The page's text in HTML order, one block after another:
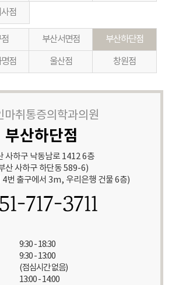
점
부산서면점 부산하단점
점 울산점 창원점
마취통증의학과의원
부산하단점
사하구 낙동남로 1412 6층
산 사하구 하단동 589-6)
4번 출구에서 3m, 우리은행 건물 6층)
717-3711
9:30 - 18:30
9:30 - 13:00
(점심시간 없음)
13:00 - 14:00